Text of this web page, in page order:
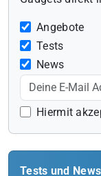
Angebote
Tests
News
Hiermit
Tests und